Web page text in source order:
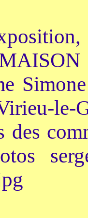
N
le-
des